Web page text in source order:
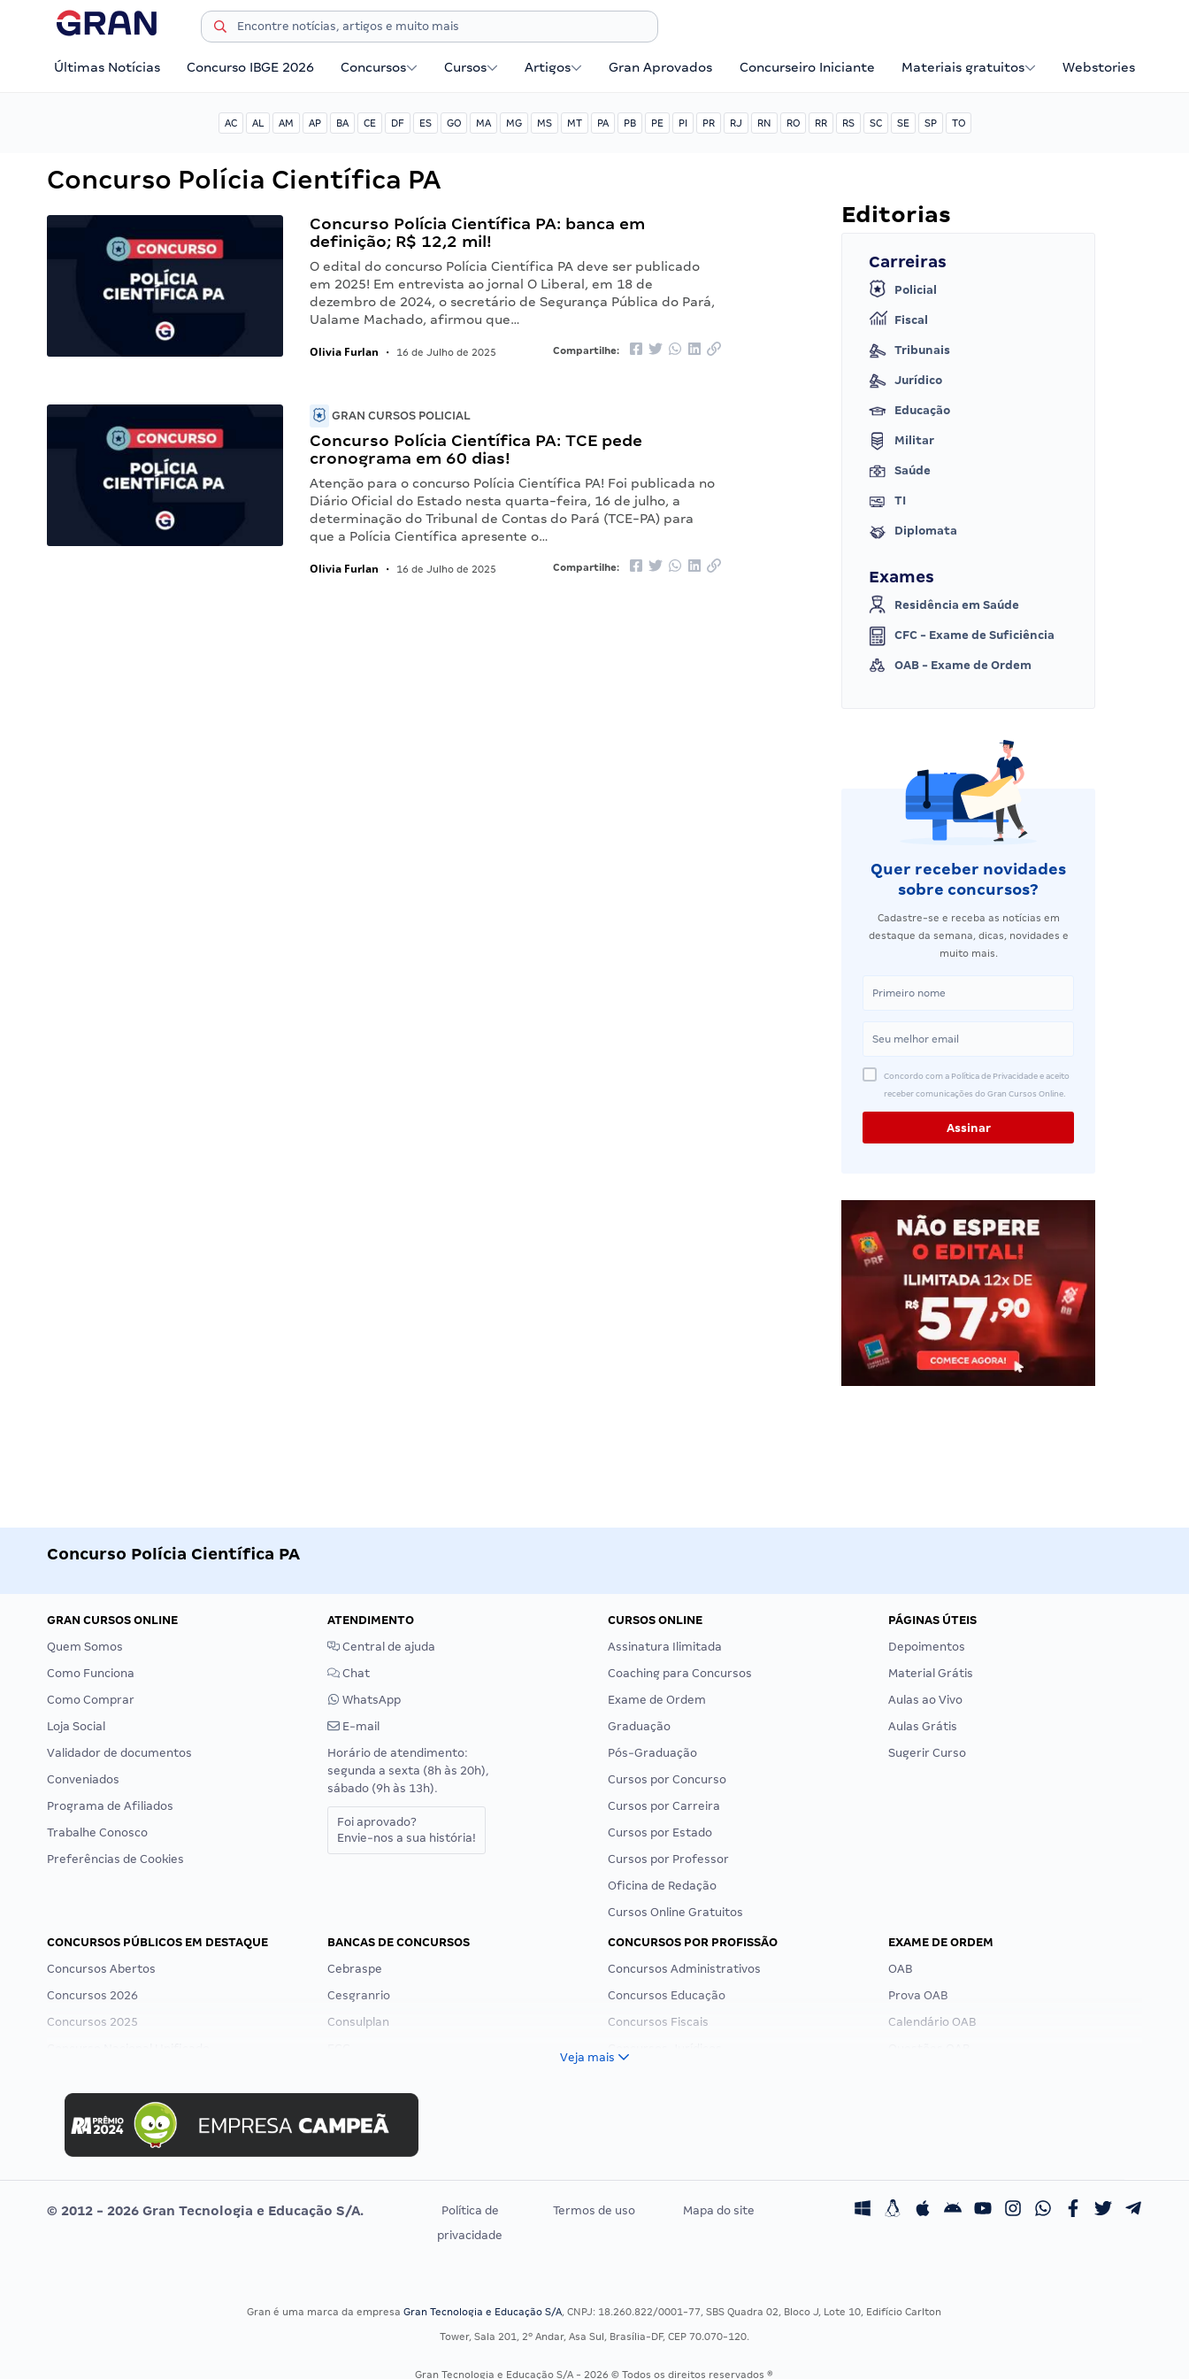
Últimas Notícias Concurso IBGE 2026 Concursos Cursos Artigos Gran Aprovados Concurseiro Iniciante Materiais gratuitos Webstories
AC AL AM AP BA CE DF ES GO MA MG MS MT PA PB PE PI PR RJ RN RO RR RS SC SE SP TO
Concurso Polícia Científica PA
Concurso Polícia Científica PA: banca em
definição; R$ 12,2 mil!
O edital do concurso Polícia Científica PA deve ser publicado
em 2025! Em entrevista ao jornal O Liberal, em 18 de
dezembro de 2024, o secretário de Segurança Pública do Pará,
Ualame Machado, afirmou que…
Olivia Furlan • 16 de Julho de 2025 Compartilhe:
GRAN CURSOS POLICIAL
Concurso Polícia Científica PA: TCE pede
cronograma em 60 dias!
Atenção para o concurso Polícia Científica PA! Foi publicada no
Diário Oficial do Estado nesta quarta-feira, 16 de julho, a
determinação do Tribunal de Contas do Pará (TCE-PA) para
que a Polícia Científica apresente o…
Olivia Furlan • 16 de Julho de 2025 Compartilhe:
Editorias
Carreiras
Policial
Fiscal
Tribunais
Jurídico
Educação
Militar
Saúde
TI
Diplomata
Exames
Residência em Saúde
CFC - Exame de Suficiência
OAB - Exame de Ordem
Quer receber novidades
sobre concursos?
Cadastre-se e receba as notícias em
destaque da semana, dicas, novidades e
muito mais.
Concordo com a Política de Privacidade e aceito
receber comunicações do Gran Cursos Online.
Concurso Polícia Científica PA
GRAN CURSOS ONLINE
Quem Somos
Como Funciona
Como Comprar
Loja Social
Validador de documentos
Conveniados
Programa de Afiliados
Trabalhe Conosco
Preferências de Cookies
ATENDIMENTO
Central de ajuda
Chat
WhatsApp
E-mail
Horário de atendimento:
segunda a sexta (8h às 20h),
sábado (9h às 13h).
Foi aprovado?
Envie-nos a sua história!
CURSOS ONLINE
Assinatura Ilimitada
Coaching para Concursos
Exame de Ordem
Graduação
Pós-Graduação
Cursos por Concurso
Cursos por Carreira
Cursos por Estado
Cursos por Professor
Oficina de Redação
Cursos Online Gratuitos
PÁGINAS ÚTEIS
Depoimentos
Material Grátis
Aulas ao Vivo
Aulas Grátis
Sugerir Curso
CONCURSOS PÚBLICOS EM DESTAQUE
Concursos Abertos
Concursos 2026
Concursos 2025
Concurso MPU
Editais publicados
BANCAS DE CONCURSOS
Cebraspe
Cesgranrio
Consulplan
Selecon
Uniase
Vunesp
CONCURSOS POR PROFISSÃO
Concursos Administrativos
Concursos Educação
Concursos Fiscais
Residência Multiprofissional
EXAME DE ORDEM
OAB
Prova OAB
Calendário OAB
Veja mais
© 2012 - 2026 Gran Tecnologia e Educação S/A.
Política de
privacidade
Termos de uso Mapa do site
Gran é uma marca da empresaGran Tecnologia e Educação S/A, CNPJ: 18.260.822/0001-77, SBS Quadra 02, Bloco J, Lote 10, Edifício Carlton
Tower, Sala 201, 2º Andar, Asa Sul, Brasília-DF, CEP 70.070-120.
Gran Tecnologia e Educação S/A - 2026 © Todos os direitos reservados ®